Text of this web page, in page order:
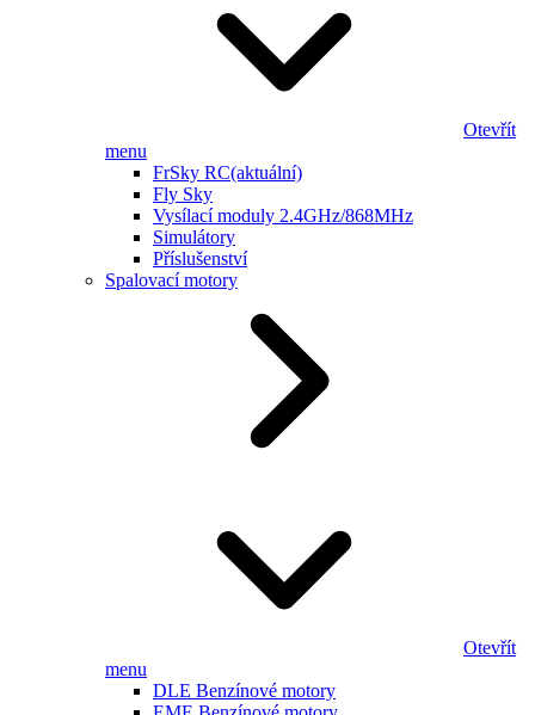
Otevřít
menu
FrSky RC(aktuální)
Fly Sky
Vysílací moduly 2.4GHz/868MHz
Simulátory
Příslušenství
Spalovací motory
Otevřít
menu
DLE Benzínové motory